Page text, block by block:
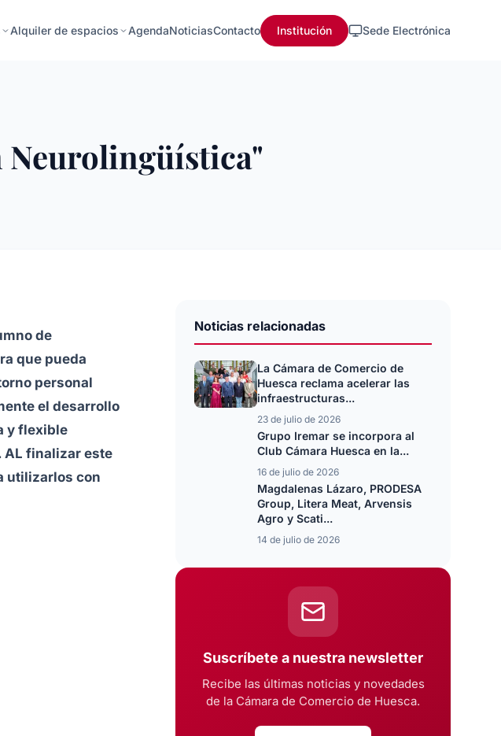
Alquiler de espacios AgendaNoticiasContacto Institución Sede Electrónica
de
que pueda
personal
el desarrollo
y flexible
AL finalizar este
utilizarlos con
Noticias relacionadas
La Cámara de Comercio de
Huesca reclama acelerar las
infraestructuras...
23 de julio de 2026
Grupo Iremar se incorpora al
Club Cámara Huesca en la...
16 de julio de 2026
Magdalenas Lázaro, PRODESA
Group, Litera Meat, Arvensis
Agro y Scati...
14 de julio de 2026
Suscríbete a nuestra newsletter
Recibe las últimas noticias y novedades
de la Cámara de Comercio de Huesca.